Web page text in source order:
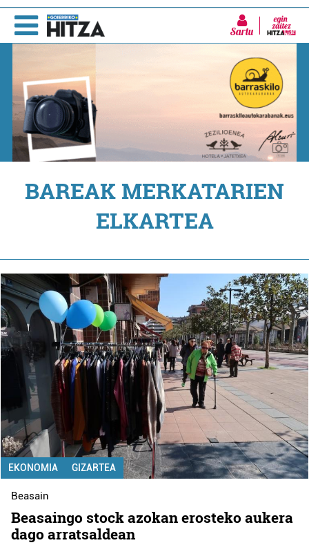
Sartu
BAREAK MERKATARIEN
ELKARTEA
EKONOMIA GIZARTEA
Beasain
Beasaingo stock azokan erosteko aukera
dago arratsaldean